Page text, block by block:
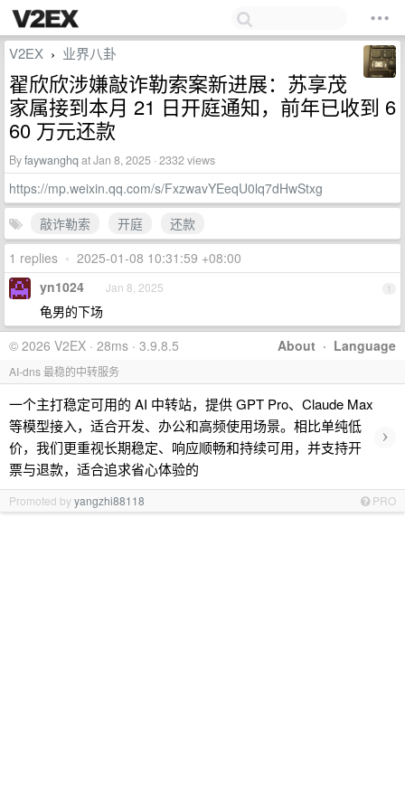
V2EX › 业界八卦
翟欣欣涉嫌敲诈勒索案新进展：苏享茂
家属接到本月 21 日开庭通知，前年已收到 6
60 万元还款
Byfaywanghq at Jan 8, 2025 · 2332 views
https://mp.weixin.qq.com/s/FxzwavYEeqU0lq7dHwStxg
敲诈勒索
开庭
还款
1 replies • 2025-01-08 10:31:59 +08:00
1
yn1024 Jan 8, 2025
龟男的下场
About · Language
© 2026 V2EX · 28ms · 3.9.8.5
AI-dns 最稳的中转服务
一个主打稳定可用的 AI 中转站，提供 GPT Pro、Claude Max
等模型接入，适合开发、办公和高频使用场景。相比单纯低
价，我们更重视长期稳定、响应顺畅和持续可用，并支持开
票与退款，适合追求省心体验的
›
Promoted byyangzhi88118 PRO